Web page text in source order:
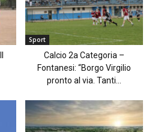
Sport
Calcio 2a Categoria –
Fontanesi: “Borgo Virgilio
pronto al via. Tanti...